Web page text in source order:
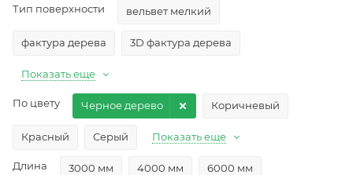
Тип поверхности вельвет мелкий
фактура дерева 3D фактура дерева
Показать еще
По цвету Коричневый
Красный Cерый
Черное дерево
Показать еще
Длина 3000 мм 4000 мм 6000 мм